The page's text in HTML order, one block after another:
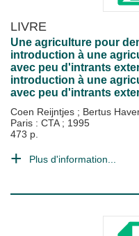
LIVRE
Une agriculture pour
introduction à une
avec peu d'intrants
introduction à une
avec peu d'intrants
Coen Reijntjes ; Bertus
Paris : CTA ; 1995
473 p.
Plus d'information...